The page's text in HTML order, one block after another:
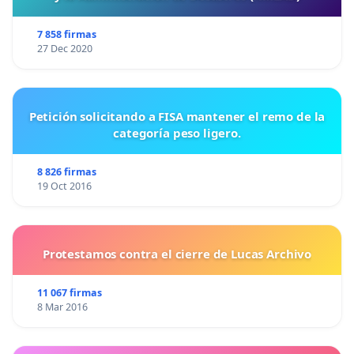
7 858 firmas
27 Dec 2020
Petición solicitando a FISA mantener el remo de la
categoría peso ligero.
8 826 firmas
19 Oct 2016
Protestamos contra el cierre de Lucas Archivo
11 067 firmas
8 Mar 2016